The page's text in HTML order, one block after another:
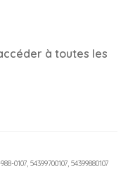
à toutes les
0107, 54399700107, 54399880107